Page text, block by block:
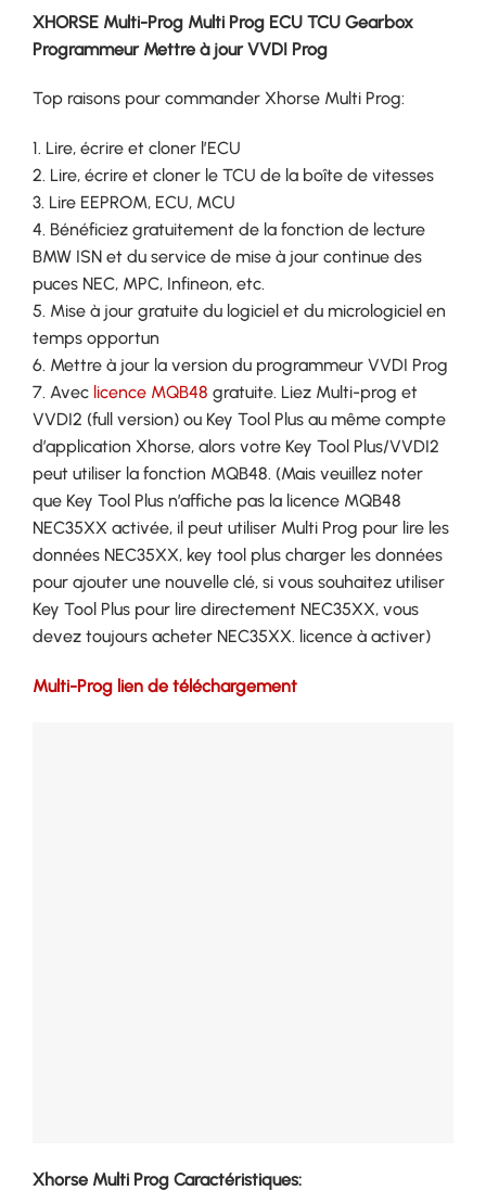
XHORSE Multi-Prog Multi Prog ECU TCU Gearbox
Programmeur Mettre à jour VVDI Prog
Top raisons pour commander Xhorse Multi Prog:
1. Lire, écrire et cloner l’ECU
2. Lire, écrire et cloner le TCU de la boîte de vitesses
3. Lire EEPROM, ECU, MCU
4. Bénéficiez gratuitement de la fonction de lecture
BMW ISN et du service de mise à jour continue des
puces NEC, MPC, Infineon, etc.
5. Mise à jour gratuite du logiciel et du micrologiciel en
temps opportun
6. Mettre à jour la version du programmeur VVDI Prog
7. Avec licence MQB48 gratuite. Liez Multi-prog et
VVDI2 (full version) ou Key Tool Plus au même compte
d’application Xhorse, alors votre Key Tool Plus/VVDI2
peut utiliser la fonction MQB48. (Mais veuillez noter
que Key Tool Plus n’affiche pas la licence MQB48
NEC35XX activée, il peut utiliser Multi Prog pour lire les
données NEC35XX, key tool plus charger les données
pour ajouter une nouvelle clé, si vous souhaitez utiliser
Key Tool Plus pour lire directement NEC35XX, vous
devez toujours acheter NEC35XX. licence à activer)
Multi-Prog lien de téléchargement
Xhorse Multi Prog Caractéristiques: